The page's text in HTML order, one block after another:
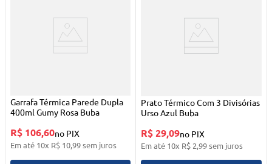
Garrafa Térmica Parede Dupla
400ml Gumy Rosa Buba
R$ 106,60no PIX
Em até 10x R$ 10,99sem juros
Prato Térmico Com 3 Divisórias
Urso Azul Buba
R$ 29,09no PIX
Em até 10x R$ 2,99sem juros